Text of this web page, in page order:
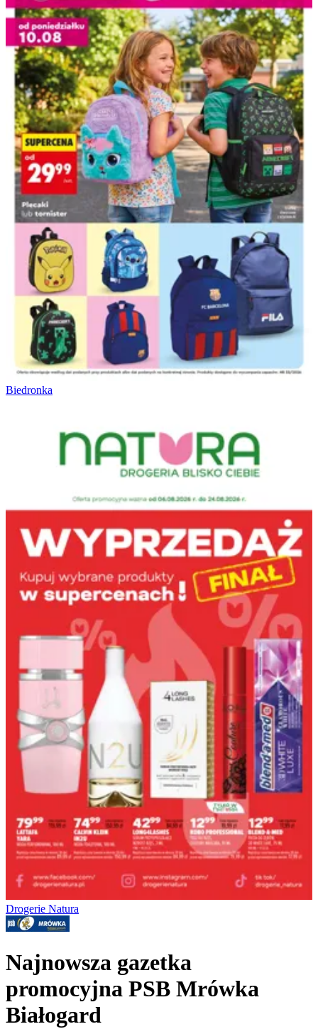
Biedronka
Drogerie Natura
Najnowsza gazetka
promocyjna PSB Mrówka
Białogard